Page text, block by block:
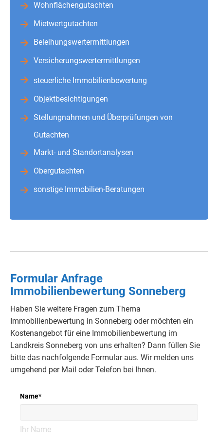
Wohnflächengutachten
Mietwertgutachten
Beleihungswertermittlungen
Versicherungswertermittlungen
steuerliche Immobilienbewertung
Objektbesichtigungen
Stellungnahmen und Überprüfungen von
Gutachten
Markt- und Standortanalysen
Obergutachten
sonstige Immobilien-Beratungen
Formular Anfrage
Immobilienbewertung Sonneberg
Haben Sie weitere Fragen zum Thema
Immobilienbewertung in Sonneberg oder möchten ein
Kostenangebot für eine Immobilienbewertung im
Landkreis Sonneberg von uns erhalten? Dann füllen Sie
bitte das nachfolgende Formular aus. Wir melden uns
umgehend per Mail oder Telefon bei Ihnen.
Name*
Ihr Name